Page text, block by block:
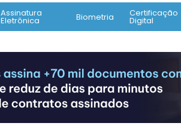
Assinatura
Eletrônica Biometria Certificação
Digital